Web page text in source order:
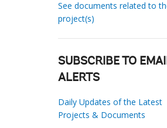
See documents related to
project(s)
SUBSCRIBE TO
ALERTS
Daily Updates of the Latest
Projects & Documents